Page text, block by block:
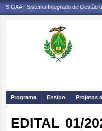
SIGAA - Sistema Integrado de Gestão
Programa Ensino Projetos
EDITAL 01/